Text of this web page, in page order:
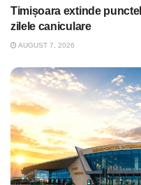
Timișoara extinde
zilele caniculare
AUGUST 7, 2026